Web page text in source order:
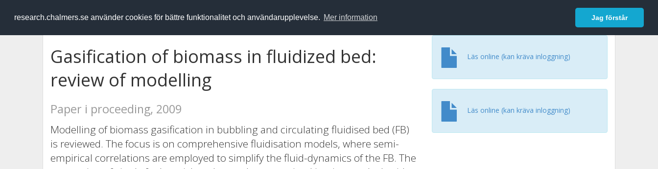
research.chalmers.se använder cookies för bättre funktionalitet och användarupplevelse. Mer information Jag förstår
RESEARCH.chalmers.se Logga in
Gasification of biomass in fluidized bed:
review of modelling
Paper i proceeding, 2009
Modelling of biomass gasification in bubbling and circulating fluidised bed (FB)
is reviewed. The focus is on comprehensive fluidisation models, where semi-
empirical correlations are employed to simplify the fluid-dynamics of the FB. The
Läs online (kan kräva inloggning)
Läs online (kan kräva inloggning)